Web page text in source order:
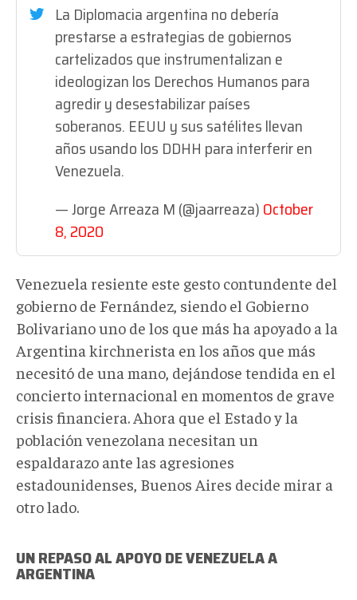
La Diplomacia argentina no debería
prestarse a estrategias de gobiernos
cartelizados que instrumentalizan e
ideologizan los Derechos Humanos para
agredir y desestabilizar países
soberanos. EEUU y sus satélites llevan
años usando los DDHH para interferir en
Venezuela.
— Jorge Arreaza M (@jaarreaza)October
8, 2020
Venezuela resiente este gesto contundente del
gobierno de Fernández, siendo el Gobierno
Bolivariano uno de los que más ha apoyado a la
Argentina kirchnerista en los años que más
necesitó de una mano, dejándose tendida en el
concierto internacional en momentos de grave
crisis financiera. Ahora que el Estado y la
población venezolana necesitan un
espaldarazo ante las agresiones
estadounidenses, Buenos Aires decide mirar a
otro lado.
UN REPASO AL APOYO DE VENEZUELA A
ARGENTINA